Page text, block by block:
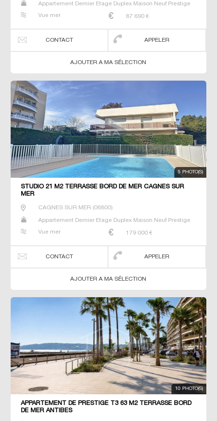
Appartement Dernier Etage Duplex Maison Neuf Prestige
Vue mer
87 690 €
CONTACT APPELER
AJOUTER A MA SÉLECTION
5 PHOTO(S)
STUDIO 21 M2 TERRASSE BORD DE MER CAGNES SUR
MER
CAGNES SUR MER (06800)
Appartement Dernier Etage Duplex Maison Neuf Prestige
Vue mer
179 000 €
CONTACT APPELER
AJOUTER A MA SÉLECTION
10 PHOTO(S)
APPARTEMENT DE PRESTIGE T3 63 M2 TERRASSE BORD
DE MER ANTIBES